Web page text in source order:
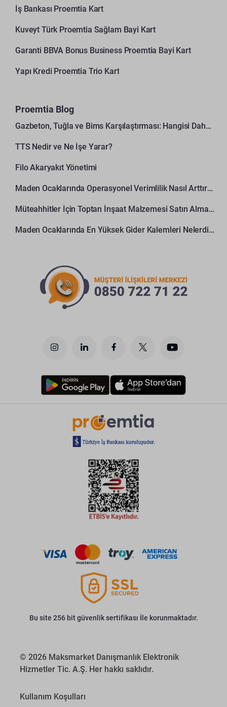
İş Bankası Proemtia Kart
Kuveyt Türk Proemtia Sağlam Bayi Kart
Garanti BBVA Bonus Business Proemtia Bayi Kart
Yapı Kredi Proemtia Trio Kart
Proemtia Blog
Gazbeton, Tuğla ve Bims Karşılaştırması: Hangisi Daha Avantajlı?
TTS Nedir ve Ne İşe Yarar?
Filo Akaryakıt Yönetimi
Maden Ocaklarında Operasyonel Verimlilik Nasıl Arttırılır?
Müteahhitler İçin Toptan İnşaat Malzemesi Satın Alma Rehberi
Maden Ocaklarında En Yüksek Gider Kalemleri Nelerdir?
Bu site 256 bit güvenlik sertifikası İle korunmaktadır.
© 2026 Maksmarket Danışmanlık Elektronik
Hizmetler Tic. A.Ş. Her hakkı saklıdır.
Kullanım Koşulları